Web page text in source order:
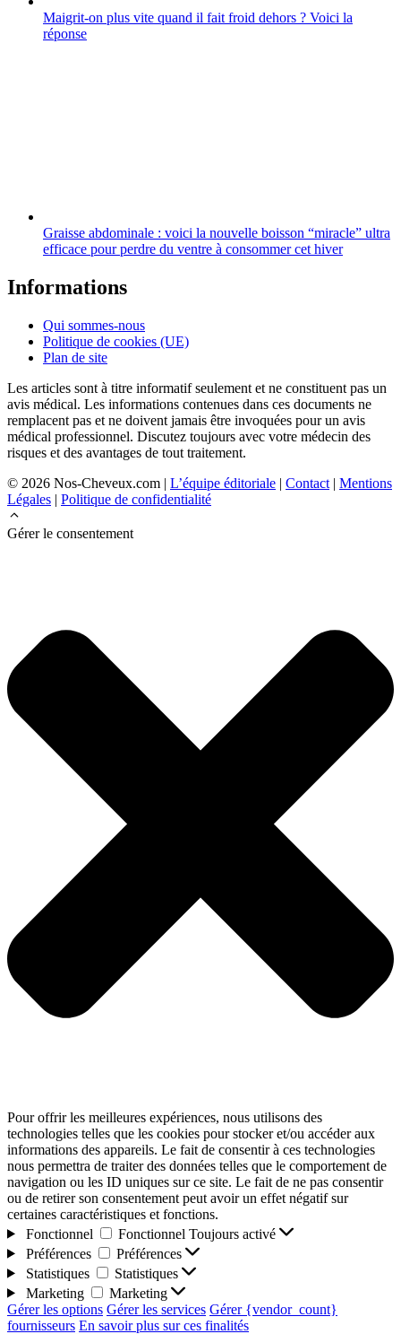
Maigrit-on plus vite quand il fait froid dehors ? Voici la
réponse
Graisse abdominale : voici la nouvelle boisson “miracle” ultra
efficace pour perdre du ventre à consommer cet hiver
Informations
Qui sommes-nous
Politique de cookies (UE)
Plan de site
Les articles sont à titre informatif seulement et ne constituent pas un
avis médical. Les informations contenues dans ces documents ne
remplacent pas et ne doivent jamais être invoquées pour un avis
médical professionnel. Discutez toujours avec votre médecin des
risques et des avantages de tout traitement.
© 2026 Nos-Cheveux.com | L’équipe éditoriale | Contact | Mentions
Légales | Politique de confidentialité
Gérer le consentement
Pour offrir les meilleures expériences, nous utilisons des
technologies telles que les cookies pour stocker et/ou accéder aux
informations des appareils. Le fait de consentir à ces technologies
nous permettra de traiter des données telles que le comportement de
navigation ou les ID uniques sur ce site. Le fait de ne pas consentir
ou de retirer son consentement peut avoir un effet négatif sur
certaines caractéristiques et fonctions.
Fonctionnel
Fonctionnel Toujours activé
Préférences
Préférences
Statistiques
Statistiques
Marketing
Marketing
Gérer les options Gérer les services Gérer {vendor_count}
fournisseurs En savoir plus sur ces finalités